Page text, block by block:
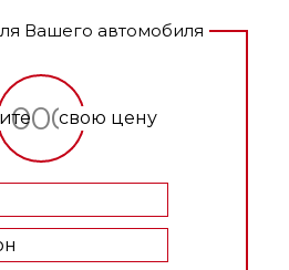
Вашего автомобиля